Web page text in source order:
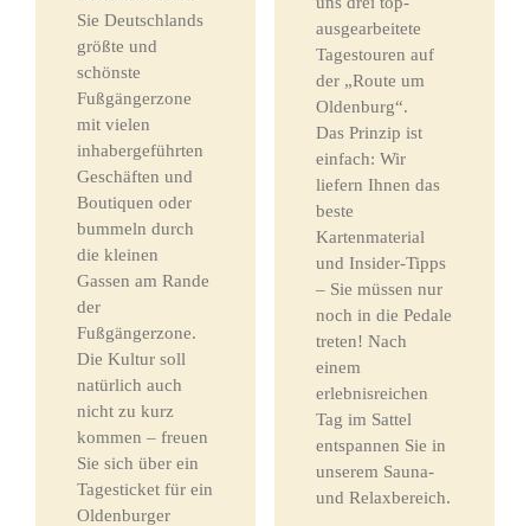
Sie Deutschlands
größte und
schönste
Fußgängerzone
mit vielen
inhabergeführten
Geschäften und
Boutiquen oder
bummeln durch
die kleinen
Gassen am Rande
der
Fußgängerzone.
Die Kultur soll
natürlich auch
nicht zu kurz
kommen – freuen
Sie sich über ein
Tagesticket für ein
Oldenburger
ausgearbeitete
Tagestouren auf
der „Route um
Oldenburg“.
Das Prinzip ist
einfach: Wir
liefern Ihnen das
beste
Kartenmaterial
und Insider-Tipps
– Sie müssen nur
noch in die Pedale
treten! Nach
einem
erlebnisreichen
Tag im Sattel
entspannen Sie in
unserem Sauna-
und Relaxbereich.